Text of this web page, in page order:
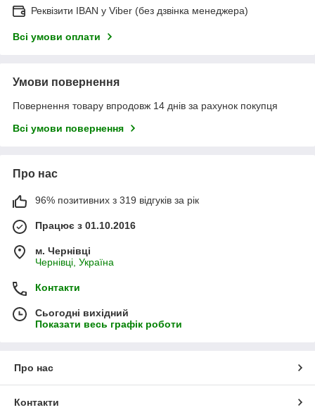
Реквізити IBAN у Viber (без дзвінка менеджера)
Всі умови оплати
Умови повернення
Повернення товару впродовж 14 днів за рахунок покупця
Всі умови повернення
Про нас
96% позитивних з 319 відгуків за рік
Працює з 01.10.2016
м. Чернівці
Чернівці, Україна
Контакти
Сьогодні вихідний
Показати весь графік роботи
Про нас
Контакти